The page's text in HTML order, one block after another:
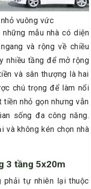
vuông vức
mẫu nhà có diện
và rộng về chiều
nhiều tầng để mở rộng
và sân thượng là hai
chú trọng để làm nổi
tiền nhỏ gọn nhưng vẫn
sống đa công năng.
và không kén chọn nhà
3 tầng 5x20m
phải tự nhiên lại thuộc